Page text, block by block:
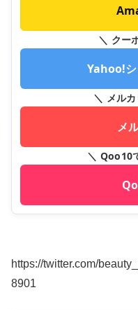
＼ クー
Yahoo!
＼ メル
メ
＼ Qoo10
https://twitter.com/
8901